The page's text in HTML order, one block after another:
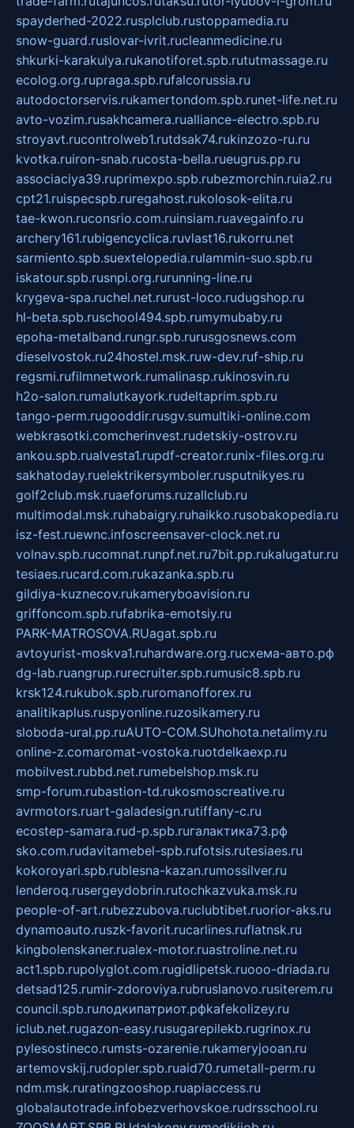
spayderhed-2022.rusplclub.rustoppamedia.ru
snow-guard.ruslovar-ivrit.rucleanmedicine.ru
shkurki-karakulya.rukanotiforet.spb.rututmassage.ru
ecolog.org.rupraga.spb.rufalcorussia.ru
autodoctorservis.rukamertondom.spb.runet-life.net.ru
avto-vozim.rusakhcamera.rualliance-electro.spb.ru
stroyavt.rucontrolweb1.rutdsak74.rukinzozo-ru.ru
kvotka.ruiron-snab.rucosta-bella.rueugrus.pp.ru
associaciya39.ruprimexpo.spb.rubezmorchin.ruia2.ru
cpt21.ruispecspb.ruregahost.rukolosok-elita.ru
tae-kwon.ruconsrio.com.ruinsiam.ruavegainfo.ru
archery161.rubigencyclica.ruvlast16.rukorru.net
sarmiento.spb.suextelopedia.rulammin-suo.spb.ru
iskatour.spb.rusnpi.org.rurunning-line.ru
krygeva-spa.ruchel.net.rurust-loco.rudugshop.ru
hl-beta.spb.ruschool494.spb.rumymubaby.ru
epoha-metalband.rungr.spb.rurusgosnews.com
dieselvostok.ru24hostel.msk.ruw-dev.ruf-ship.ru
regsmi.rufilmnetwork.rumalinasp.rukinosvin.ru
h2o-salon.rumalutkayork.rudeltaprim.spb.ru
tango-perm.rugooddir.rusgv.sumultiki-online.com
webkrasotki.comcherinvest.rudetskiy-ostrov.ru
ankou.spb.rualvesta1.rupdf-creator.runix-files.org.ru
sakhatoday.ruelektrikersymboler.rusputnikyes.ru
golf2club.msk.ruaeforums.ruzallclub.ru
multimodal.msk.ruhabaigry.ruhaikko.rusobakopedia.ru
isz-fest.ruewnc.infoscreensaver-clock.net.ru
volnav.spb.rucomnat.runpf.net.ru7bit.pp.rukalugatur.ru
tesiaes.rucard.com.rukazanka.spb.ru
gildiya-kuznecov.rukameryboavision.ru
griffoncom.spb.rufabrika-emotsiy.ru
PARK-MATROSOVA.RUagat.spb.ru
avtoyurist-moskva1.ruhardware.org.ruсхема-авто.рф
dg-lab.ruangrup.rurecruiter.spb.rumusic8.spb.ru
krsk124.rukubok.spb.ruromanofforex.ru
analitikaplus.ruspyonline.ruzosikamery.ru
sloboda-ural.pp.ruAUTO-COM.SUhohota.netalimy.ru
online-z.comaromat-vostoka.ruotdelkaexp.ru
mobilvest.rubbd.net.rumebelshop.msk.ru
smp-forum.rubastion-td.rukosmoscreative.ru
avrmotors.ruart-galadesign.rutiffany-c.ru
ecostep-samara.rud-p.spb.ruгалактика73.рф
sko.com.rudavitamebel-spb.rufotsis.rutesiaes.ru
kokoroyari.spb.rublesna-kazan.rumossilver.ru
lenderoq.rusergeydobrin.rutochkazvuka.msk.ru
people-of-art.rubezzubova.ruclubtibet.ruorior-aks.ru
dynamoauto.ruszk-favorit.rucarlines.ruflatnsk.ru
kingbolenskaner.rualex-motor.ruastroline.net.ru
act1.spb.rupolyglot.com.rugidlipetsk.ruooo-driada.ru
detsad125.rumir-zdoroviya.rubruslanovo.rusiterem.ru
council.spb.ruлодкипатриот.рфkafekolizey.ru
iclub.net.rugazon-easy.rusugarepilekb.rugrinox.ru
pylesostineco.rumsts-ozarenie.rukameryjooan.ru
artemovskij.rudopler.spb.ruaid70.rumetall-perm.ru
ndm.msk.ruratingzooshop.ruapiaccess.ru
globalautotrade.infobezverhovskoe.rudrsschool.ru